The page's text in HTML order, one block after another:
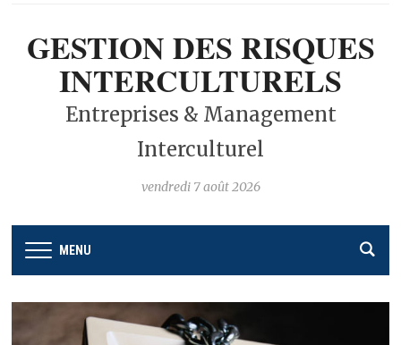
GESTION DES RISQUES
INTERCULTURELS
Entreprises & Management
Interculturel
vendredi 7 août 2026
MENU